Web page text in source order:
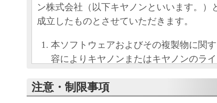
ン株式会社（以下キヤノンといいます。）
成立したものとさせていただきます。
本ソフトウェアおよびその複製物に関
容によりキヤノンまたはキヤノンのラ
キヤノンは、本ソフトウェアのユーザ
注意・制限事項